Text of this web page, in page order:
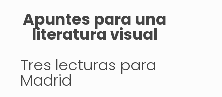
Apuntes para una
literatura visual
Tres lecturas para
Madrid